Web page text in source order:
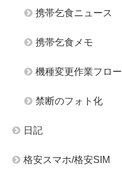
携帯乞食ニュース
携帯乞食メモ
機種変更作業フロー
禁断のフォト化
日記
格安スマホ/格安SIM